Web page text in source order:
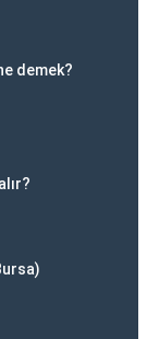
demek?